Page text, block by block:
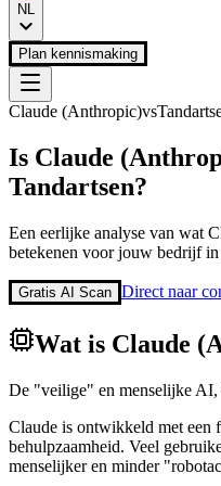
NL
Plan kennismaking
Claude (Anthropic)vs
Is Claude
Tandartsen?
Een eerlijke analyse van wat
betekenen voor jouw bedrijf in
Gratis AI Scan Direct naar
Wat is Claude
De "veilige" en menselijke AI,
Claude is ontwikkeld met een
behulpzaamheid. Veel
menselijker en minder